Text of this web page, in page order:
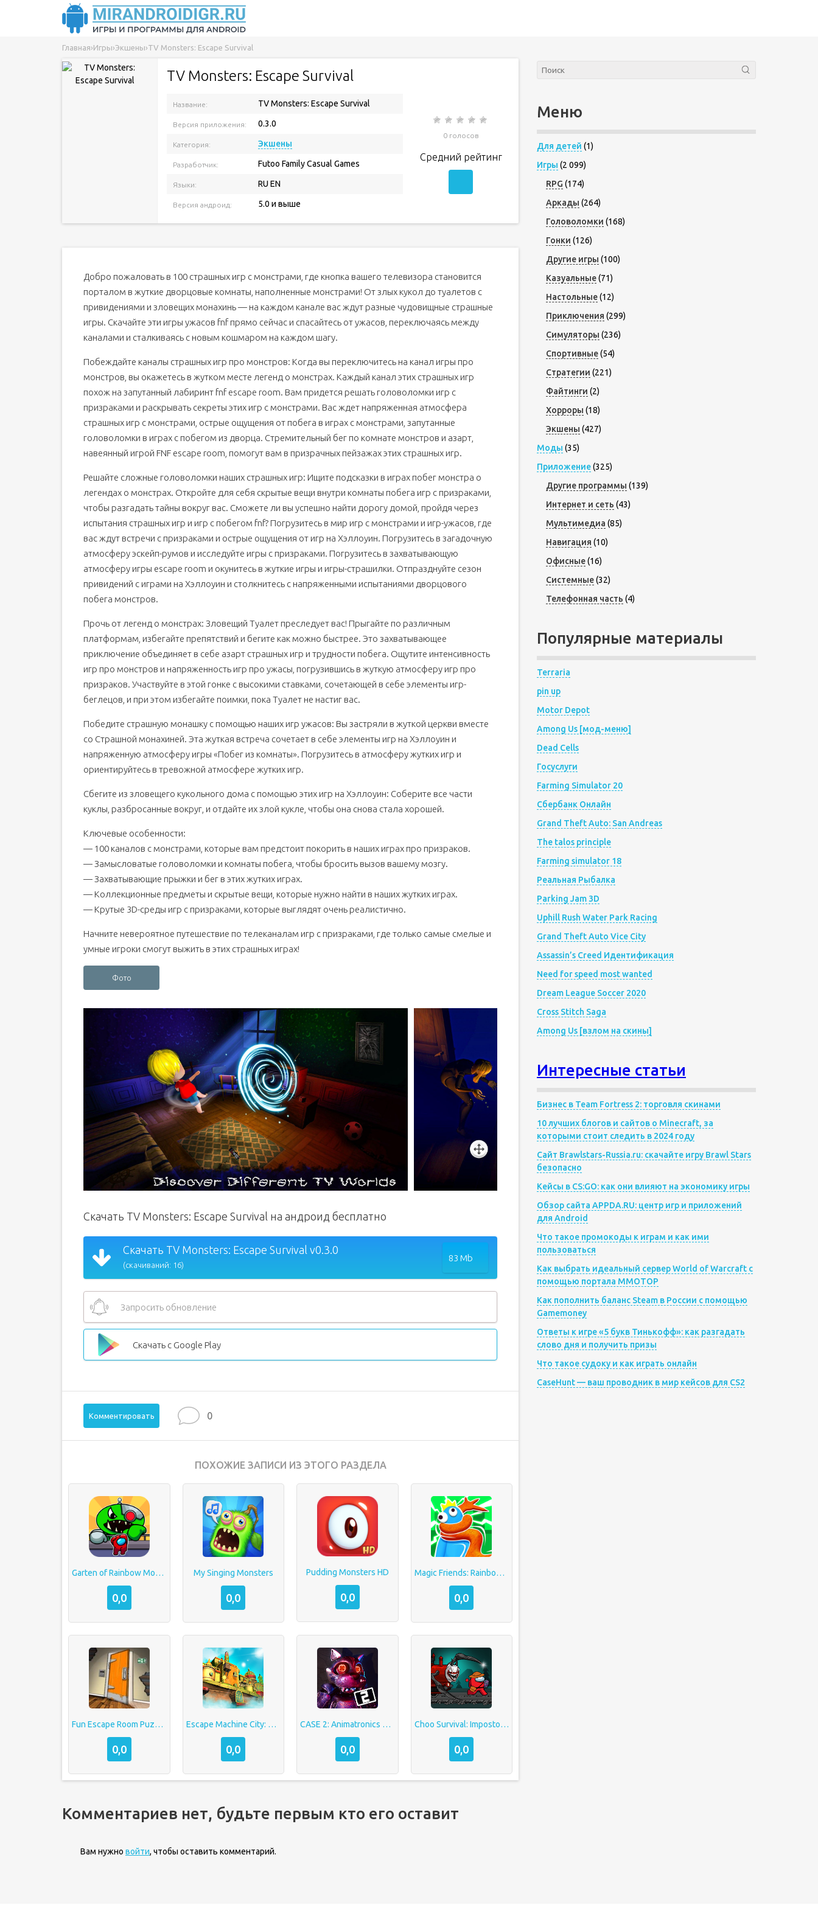
Главная›Игры›Экшены›TV Monsters: Escape Survival
TV Monsters: Escape Survival
Название: TV Monsters: Escape Survival
Версия приложения: 0.3.0
Категория: Экшены
Разработчик: Futoo Family Casual Games
Языки: RU EN
Версия андроид: 5.0 и выше
0 голосов
Средний рейтинг
Добро пожаловать в 100 страшных игр с монстрами, где кнопка вашего телевизора становится
порталом в жуткие дворцовые комнаты, наполненные монстрами! От злых кукол до туалетов с
привидениями и зловещих монахинь — на каждом канале вас ждут разные чудовищные страшные
игры. Скачайте эти игры ужасов fnf прямо сейчас и спасайтесь от ужасов, переключаясь между
каналами и сталкиваясь с новым кошмаром на каждом шагу.
Побеждайте каналы страшных игр про монстров: Когда вы переключитесь на канал игры про
монстров, вы окажетесь в жутком месте легенд о монстрах. Каждый канал этих страшных игр
похож на запутанный лабиринт fnf escape room. Вам придется решать головоломки игр с
призраками и раскрывать секреты этих игр с монстрами. Вас ждет напряженная атмосфера
страшных игр с монстрами, острые ощущения от побега в играх с монстрами, запутанные
головоломки в играх с побегом из дворца. Стремительный бег по комнате монстров и азарт,
навеянный игрой FNF escape room, помогут вам в призрачных пейзажах этих страшных игр.
Решайте сложные головоломки наших страшных игр: Ищите подсказки в играх побег монстра о
легендах о монстрах. Откройте для себя скрытые вещи внутри комнаты побега игр с призраками,
чтобы разгадать тайны вокруг вас. Сможете ли вы успешно найти дорогу домой, пройдя через
испытания страшных игр и игр с побегом fnf? Погрузитесь в мир игр с монстрами и игр-ужасов, где
вас ждут встречи с призраками и острые ощущения от игр на Хэллоуин. Погрузитесь в загадочную
атмосферу эскейп-румов и исследуйте игры с призраками. Погрузитесь в захватывающую
атмосферу игры escape room и окунитесь в жуткие игры и игры-страшилки. Отпразднуйте сезон
привидений с играми на Хэллоуин и столкнитесь с напряженными испытаниями дворцового
побега монстров.
Прочь от легенд о монстрах: Зловещий Туалет преследует вас! Прыгайте по различным
платформам, избегайте препятствий и бегите как можно быстрее. Это захватывающее
приключение объединяет в себе азарт страшных игр и трудности побега. Ощутите интенсивность
игр про монстров и напряженность игр про ужасы, погрузившись в жуткую атмосферу игр про
призраков. Участвуйте в этой гонке с высокими ставками, сочетающей в себе элементы игр-
беглецов, и при этом избегайте поимки, пока Туалет не настиг вас.
Победите страшную монашку с помощью наших игр ужасов: Вы застряли в жуткой церкви вместе
со Страшной монахиней. Эта жуткая встреча сочетает в себе элементы игр на Хэллоуин и
напряженную атмосферу игры «Побег из комнаты». Погрузитесь в атмосферу жутких игр и
ориентируйтесь в тревожной атмосфере жутких игр.
Сбегите из зловещего кукольного дома с помощью этих игр на Хэллоуин: Соберите все части
куклы, разбросанные вокруг, и отдайте их злой кукле, чтобы она снова стала хорошей.
Ключевые особенности:
— 100 каналов с монстрами, которые вам предстоит покорить в наших играх про призраков.
— Замысловатые головоломки и комнаты побега, чтобы бросить вызов вашему мозгу.
— Захватывающие прыжки и бег в этих жутких играх.
— Коллекционные предметы и скрытые вещи, которые нужно найти в наших жутких играх.
— Крутые 3D-среды игр с призраками, которые выглядят очень реалистично.
Начните невероятное путешествие по телеканалам игр с призраками, где только самые смелые и
умные игроки смогут выжить в этих страшных играх!
Фото
Скачать TV Monsters: Escape Survival на андроид бесплатно
Скачать TV Monsters: Escape Survival v0.3.0
(скачиваний: 16)
83 Mb
Запросить обновление
Скачать с Google Play
Комментировать 0
ПОХОЖИЕ ЗАПИСИ ИЗ ЭТОГО РАЗДЕЛА
Garten of Rainbow Monsters
0,0
My Singing Monsters
0,0
Pudding Monsters HD
0,0
Magic Friends: Rainbow Hands
0,0
Fun Escape Room Puzzles
0,0
Escape Machine City: Airborne
0,0
CASE 2: Animatronics Хоррор
0,0
Choo Survival: Impostor Shoot
0,0
Комментариев нет, будьте первым кто его оставит
Вам нужно войти, чтобы оставить комментарий.
Меню
Для детей (1)
Игры (2 099)
RPG (174)
Аркады (264)
Головоломки (168)
Гонки (126)
Другие игры (100)
Казуальные(71)
Настольные(12)
Приключения (299)
Симуляторы (236)
Спортивные(54)
Стратегии (221)
Файтинги (2)
Хорроры (18)
Экшены (427)
Моды (35)
Приложение(325)
Другие программы (139)
Интернет и сеть (43)
Мультимедиа (85)
Навигация (10)
Офисные(16)
Системные(32)
Телефонная часть (4)
Популярные материалы
Terraria
pin up
Motor Depot
Among Us [мод-меню]
Dead Cells
Госуслуги
Farming Simulator 20
Сбербанк Онлайн
Grand Theft Auto: San Andreas
The talos principle
Farming simulator 18
Реальная Рыбалка
Parking Jam 3D
Uphill Rush Water Park Racing
Grand Theft Auto Vice City
Assassin’s Creed Идентификация
Need for speed most wanted
Dream League Soccer 2020
Cross Stitch Saga
Among Us [взлом на скины]
Интересные статьи
Бизнес в Team Fortress 2: торговля скинами
10 лучших блогов и сайтов о Minecraft, за
которыми стоит следить в 2024 году
Сайт Brawlstars-Russia.ru: скачайте игру Brawl Stars
безопасно
Кейсы в CS:GO: как они влияют на экономику игры
Обзор сайта APPDA.RU: центр игр и приложений
для Android
Что такое промокоды к играм и как ими
пользоваться
Как выбрать идеальный сервер World of Warcraft с
помощью портала MMOTOP
Как пополнить баланс Steam в России с помощью
Gamemoney
Ответы к игре «5 букв Тинькофф»: как разгадать
слово дня и получить призы
Что такое судоку и как играть онлайн
CaseHunt — ваш проводник в мир кейсов для CS2